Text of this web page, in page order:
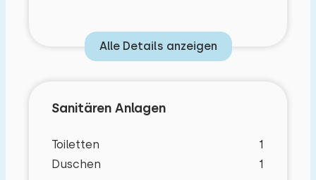
Alle Details anzeigen
Sanitären Anlagen
Toiletten
1
Duschen
1